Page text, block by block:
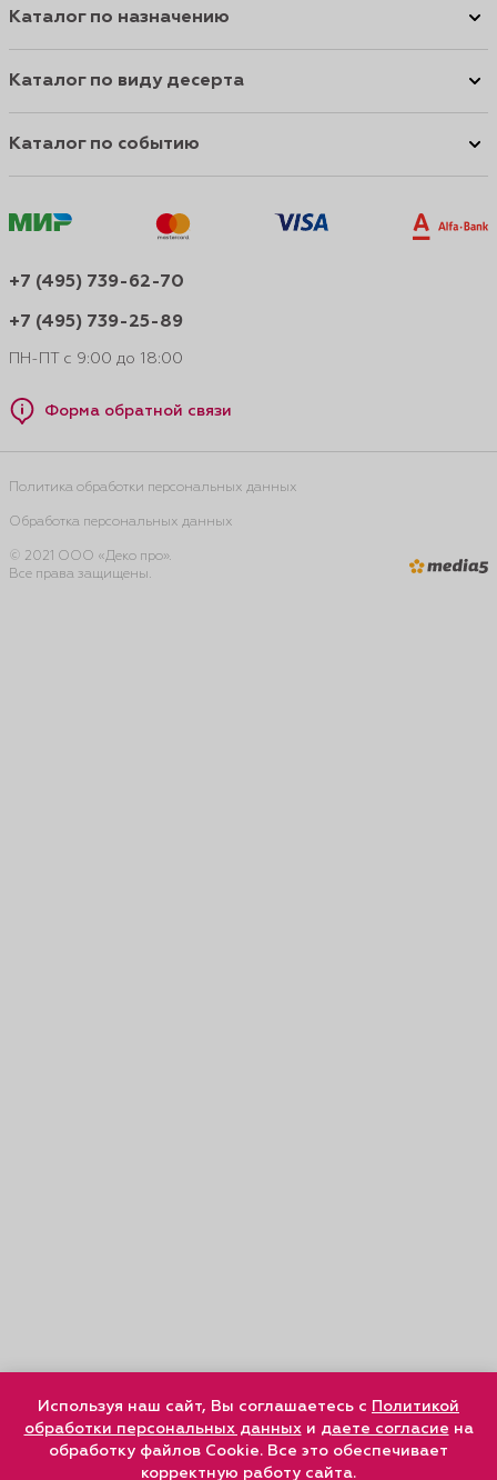
Каталог по назначению
Каталог по виду десерта
Каталог по событию
+7 (495) 739-62-70
+7 (495) 739-25-89
ПН-ПТ с 9:00 до 18:00
Форма обратной связи
Политика обработки персональных данных
Обработка персональных данных
© 2021 ООО «Деко про».
Все права защищены.
Используя наш сайт, Вы соглашаетесь с Политикой
обработки персональных данныхи даете согласие на
обработку файлов Cookie. Все это обеспечивает
корректную работу сайта.